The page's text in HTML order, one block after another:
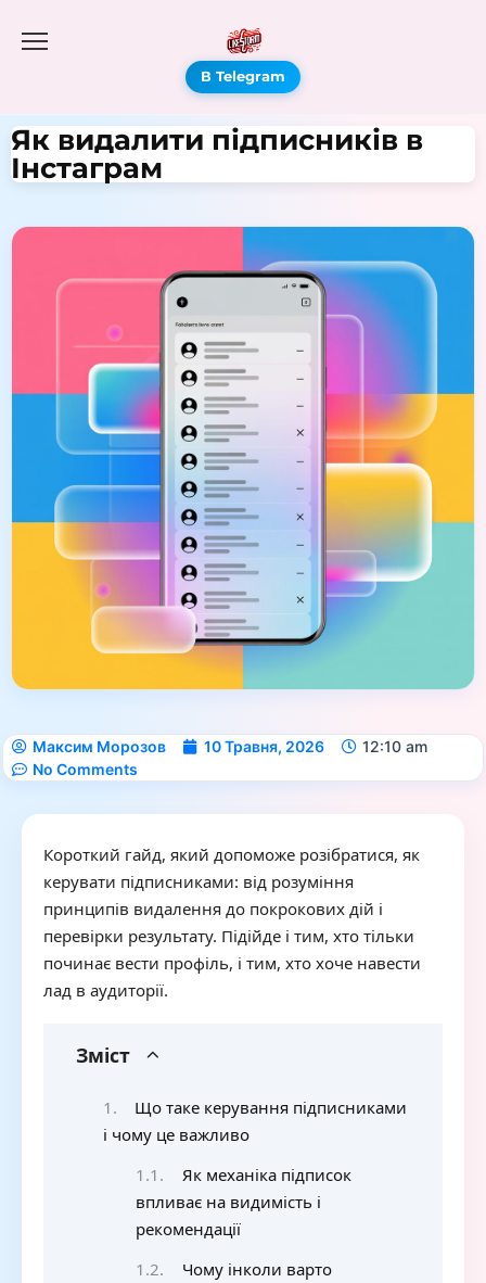
В Telegram
Як видалити підписників в
Інстаграм
Максим Морозов 10 Травня, 2026
12:10 am
No Comments
Короткий гайд, який допоможе розібратися, як
керувати підписниками: від розуміння
принципів видалення до покрокових дій і
перевірки результату. Підійде і тим, хто тільки
починає вести профіль, і тим, хто хоче навести
лад в аудиторії.
Зміст
Що таке керування підписниками
і чому це важливо
Як механіка підписок
впливає на видимість і
рекомендації
Чому інколи варто